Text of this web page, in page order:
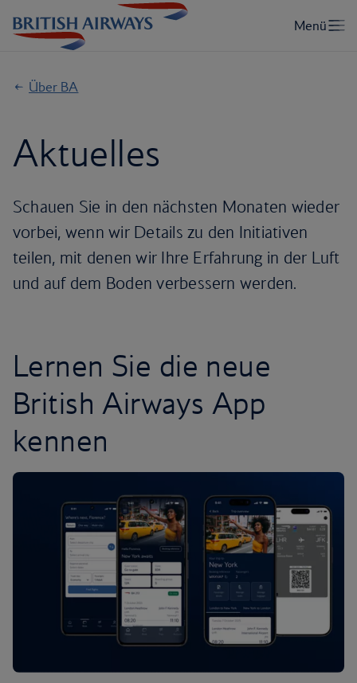
Über BA
Aktuelles
Schauen Sie in den nächsten Monaten wieder
vorbei, wenn wir Details zu den Initiativen
teilen, mit denen wir Ihre Erfahrung in der Luft
und auf dem Boden verbessern werden.
Lernen Sie die neue
British Airways App
kennen